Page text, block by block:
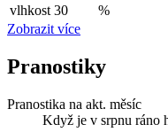
vlhkost 30
%
Zobrazit více
Pranostiky
Pranostika na akt. měsíc
Když je v srpnu ráno